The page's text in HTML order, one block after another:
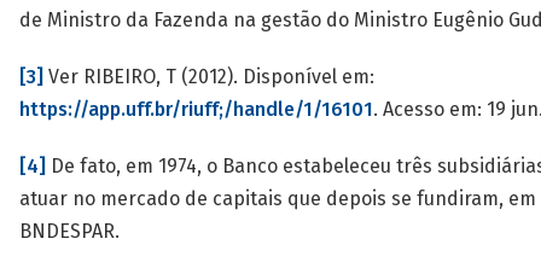
de Ministro da Fazenda na gestão do Ministro Eugênio
[3] Ver RIBEIRO, T (2012). Disponível em:
https://app.uff.br/riuff;/handle/1/16101. Acesso em: 19
[4] De fato, em 1974, o Banco estabeleceu três
atuar no mercado de capitais que depois se fundiram, em
BNDESPAR.